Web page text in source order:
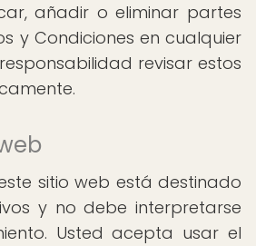
añadir o eliminar partes
y Condiciones en cualquier
revisar estos
sitio web está destinado
y no debe interpretarse
Usted acepta usar el